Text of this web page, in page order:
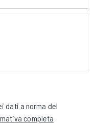
dati a norma del
completa